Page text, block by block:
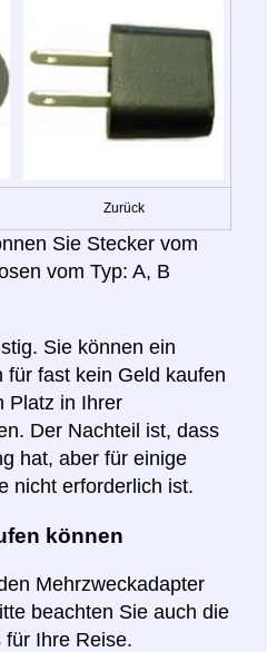
Zurück
Sie Stecker vom
vom Typ: A, B
Sie können ein
für fast kein Geld kaufen
Platz in Ihrer
Der Nachteil ist, dass
hat, aber für einige
nicht erforderlich ist.
können
Mehrzweckadapter
beachten Sie auch die
Ihre Reise.